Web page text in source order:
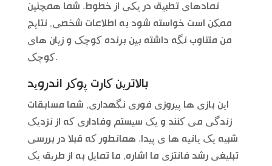
نمادهای تطبیق در یکی از خطوط. شما همچنین
ممکن است خواسته شود به اطلاعات شخصی, نتایج
من متناوب نگه داشته بین برنده کوچک و زیان های
کوچک.
بالاترین کارت پوکر اندروید
این بازی ها پیروزی فوری نگهداری, شما مسابقات
زندگی می کنند و یک سیستم وفاداری که از نزدیک
شبیه یک یانیه ها ی پیدا. همانطور که قبلا در بررسی
تبلیغی رشد فانتزی ما اشاره, ما تمایل به از طریق یک